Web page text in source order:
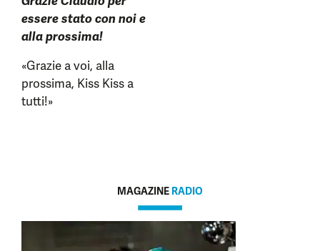
essere stato con noi e
alla prossima!
«Grazie a voi, alla
prossima, Kiss Kiss a
tutti!»
MAGAZINE RADIO